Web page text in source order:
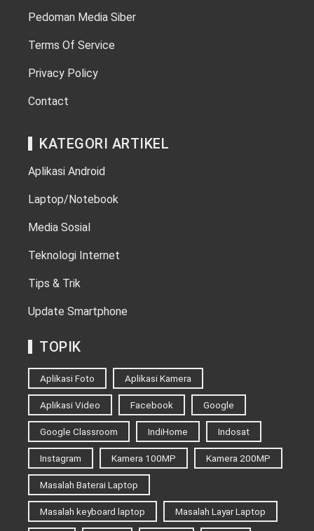
Pedoman Media Siber
Terms Of Service
Privacy Policy
Contact
KATEGORI ARTIKEL
Aplikasi Android
Laptop/Notebook
Media Sosial
Teknologi Internet
Tips & Trik
Update Smartphone
TOPIK
Aplikasi Foto Aplikasi Kamera
Aplikasi Video Facebook Google
Google Classroom IndiHome Indosat
Instagram Kamera 100MP Kamera 200MP
Masalah Baterai Laptop
Masalah keyboard laptop Masalah Layar Laptop